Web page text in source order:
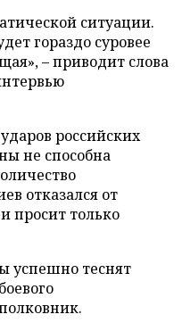
ситуации.
гораздо суровее
– приводит слова
российских
не способна
отказался от
просит только
успешно теснят